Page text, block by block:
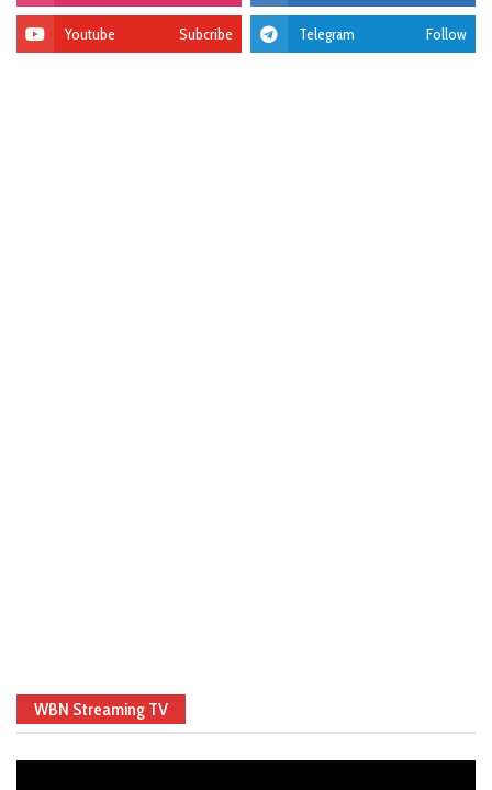
Youtube Subcribe Telegram Follow
WBN Streaming TV